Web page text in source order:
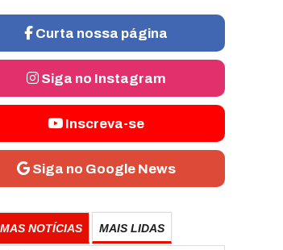
Curta nossa página
Siga no Instagram
Inscreva-se
Siga no Google News
NOTÍCIAS MAIS LIDAS